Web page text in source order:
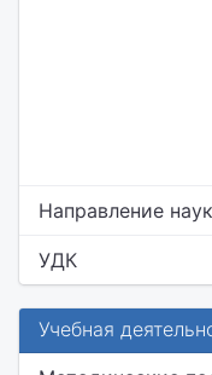
Направление
УДК
Учебная